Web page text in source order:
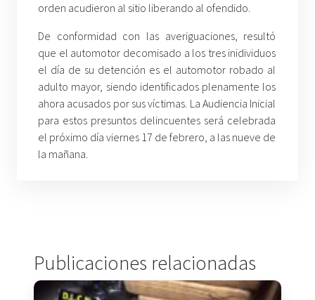
orden acudieron al sitio liberando al ofendido.
De conformidad con las averiguaciones, resultó
que el automotor decomisado a los tres inidividuos
el día de su detención es el automotor robado al
adulto mayor, siendo identificados plenamente los
ahora acusados por sus víctimas. La Audiencia Inicial
para estos presuntos delincuentes será celebrada
el próximo día viernes 17 de febrero, a las nueve de
la mañana.
Publicaciones relacionadas